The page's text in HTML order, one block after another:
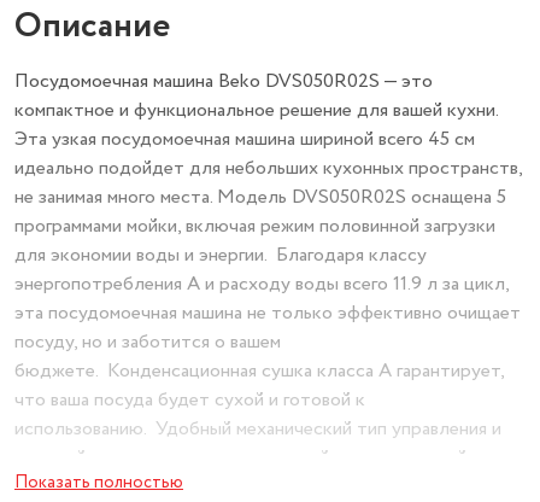
Описание
Посудомоечная машина Beko DVS050R02S — это
компактное и функциональное решение для вашей кухни.
Эта узкая посудомоечная машина шириной всего 45 см
идеально подойдет для небольших кухонных пространств,
не занимая много места. Модель DVS050R02S оснащена 5
программами мойки, включая режим половинной загрузки
для экономии воды и энергии. Благодаря классу
энергопотребления А и расходу воды всего 11.9 л за цикл,
эта посудомоечная машина не только эффективно очищает
посуду, но и заботится о вашем
бюджете. Конденсационная сушка класса А гарантирует,
что ваша посуда будет сухой и готовой к
использованию. Удобный механический тип управления и
дисплей делают эксплуатацию этой посудомоечной
машины простой и интуитивно понятной. Модель
Показать полностью